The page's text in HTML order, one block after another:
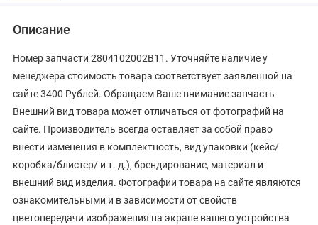
Описание
Номер запчасти 2804102002B11. Уточняйте наличие у
менеджера стоимость товара соответствует заявленной на
сайте 3400 Рублей. Обращаем Ваше внимание запчасть
Внешний вид товара может отличаться от фотографий на
сайте. Производитель всегда оставляет за собой право
внести изменения в комплектность, вид упаковки (кейс/
коробка/блистер/ и т. д.), брендирование, материал и
внешний вид изделия. Фотографии товара на сайте являются
ознакомительными и в зависимости от свойств
цветопередачи изображения на экране вашего устройства